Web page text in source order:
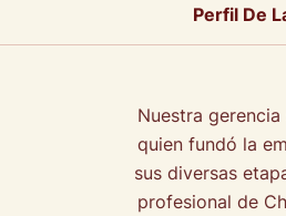
Perfil De
Nuestra
quien fundó la
sus diversas
profesional de